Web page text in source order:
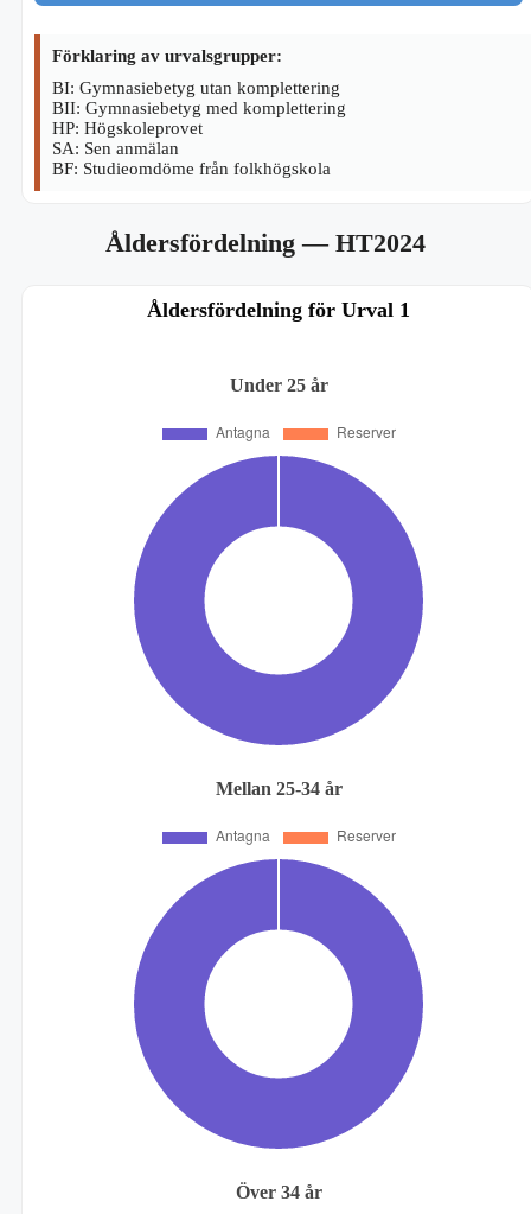
Förklaring av urvalsgrupper:
BI: Gymnasiebetyg utan komplettering
BII: Gymnasiebetyg med komplettering
HP: Högskoleprovet
SA: Sen anmälan
BF: Studieomdöme från folkhögskola
Åldersfördelning— HT2024
Åldersfördelning för Urval 1
Under 25 år
Mellan 25-34 år
Över 34 år